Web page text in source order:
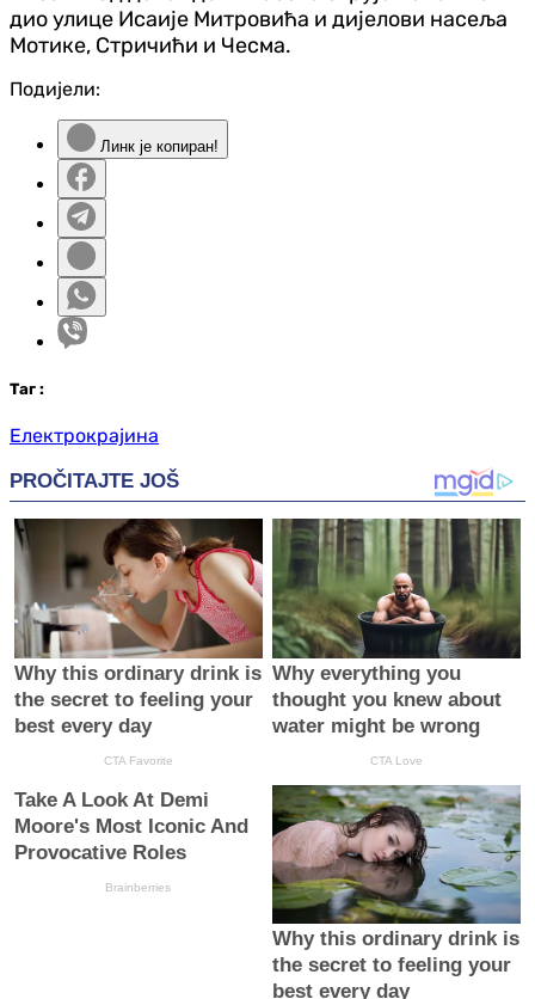
дио улице Исаије Митровића и дијелови насеља
Мотике, Стричићи и Чесма.
Подијели:
Линк је копиран!
Таг :
Електрокрајина